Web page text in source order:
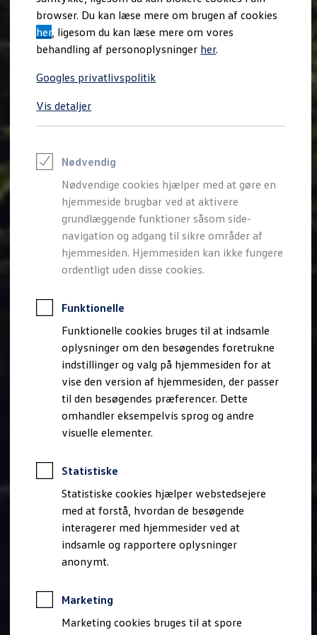
browser. Du kan læse mere om brugen af cookies
her, ligesom du kan læse mere om vores
behandling af personoplysninger her.
Googles privatlivspolitik
Vis detaljer
Nødvendig
Nødvendige cookies hjælper med at gøre en
hjemmeside brugbar ved at aktivere
grundlæggende funktioner såsom side-
navigation og adgang til sikre områder af
hjemmesiden. Hjemmesiden kan ikke fungere
ordentligt uden disse cookies.
Funktionelle
Funktionelle cookies bruges til at indsamle
oplysninger om den besøgendes foretrukne
indstillinger og valg på hjemmesiden for at
vise den version af hjemmesiden, der passer
til den besøgendes præferencer. Dette
omhandler eksempelvis sprog og andre
visuelle elementer.
Statistiske
Statistiske cookies hjælper webstedsejere
med at forstå, hvordan de besøgende
interagerer med hjemmesider ved at
indsamle og rapportere oplysninger
anonymt.
Marketing
Marketing cookies bruges til at spore
Varebiler på el
Elektromobilitet i dagligdagen
Eldrevne modeller
ID. Buzz Cargo
Opladning og Rækkevidde
Opladning med Clever
Opladning med Clever - Erhvervsbiler
Udregn din rækkevidde
Lær din ID. at kende
Varmepumpe
Energieffektivitet
Teaser Battery Regulation
Software og konnektivitet
ID. Software 6.0
ID.- softwareversioner og opdateringer
Grænseflader til din ID.
Køb og leasing
Lagerbiler til hurtig levering
Book en prøvetur
Bestil et tilbud
Brugte biler
Pendlerleasing
Budgetberegner
Firmabil
Vejen til en ny Volkswagen
Online Privatleasing
Finansiering og forsikring
Volkswagen Forsikring
Volkswagen Finansiering
Ejere og services
Book tid på værkstedet
Service
Serviceabonnementer
Service 5+
Service på elbiler
Prismatch
Fordele ved autoriseret værksted
Brugbar information
Servicefordele
Digitale ekstrafunktioner
Se tjenesterne til din model
Volkswagen-apps, login og shop